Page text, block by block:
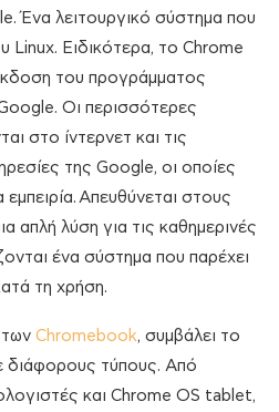
Ένα λειτουργικό σύστημα που
Linux. Ειδικότερα, το Chrome
του προγράμματος
Οι περισσότερες
στο ίντερνετ και τις
της Google, οι οποίες
Απευθύνεται στους
απλή λύση για τις καθημερινές
ένα σύστημα που παρέχει
τη χρήση.
των Chromebook, συμβάλει το
διάφορους τύπους. Από
και Chrome OS tablet,